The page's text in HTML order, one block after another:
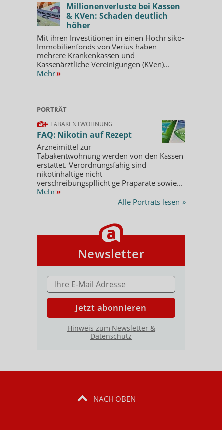
Millionenverluste bei Kassen
& KVen: Schaden deutlich
höher
Mit ihren Investitionen in einen Hochrisiko-
Immobilienfonds von Verius haben
mehrere Krankenkassen und
Kassenärztliche Vereinigungen (KVen)...
Mehr »
PORTRÄT
TABAKENTWÖHNUNG
FAQ: Nikotin auf Rezept
Arzneimittel zur
Tabakentwöhnung werden von den Kassen
erstattet. Verordnungsfähig sind
nikotinhaltige nicht
verschreibungspflichtige Präparate sowie...
Mehr »
Alle Porträts lesen »
Newsletter
E-MAIL ADRESSE
Jetzt abonnieren
Hinweis zum Newsletter &
Datenschutz
NACH OBEN